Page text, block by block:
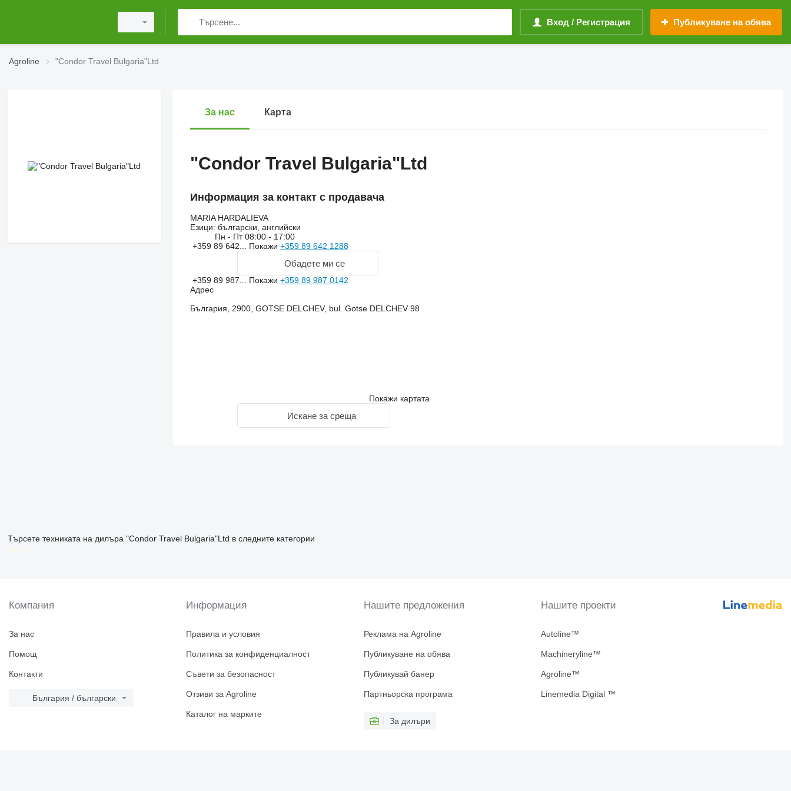
Вход / Регистрация Публикуване на обява
Agroline "Condor Travel Bulgaria"Ltd
За нас Карта
"Condor Travel Bulgaria"Ltd
Информация за контакт с продавача
MARIA HARDALIEVA
Езици: български, английски
Пн - Пт08:00 - 17:00
+359 89 642... Покажи +359 89 642 1288
Обадете ми се
+359 89 987... Покажи +359 89 987 0142
Адрес
България, 2900, GOTSE DELCHEV, bul. Gotse DELCHEV 98
Покажи картата
Искане за среща
Търсете техниката на дилъра "Condor Travel Bulgaria"Ltd в следните категории
disallow-in-dsa
Компания
За нас
Помощ
Контакти
България / български
Информация
Правила и условия
Политика за конфиденциалност
Съвети за безопасност
Отзиви за Agroline
Каталог на марките
Нашите предложения
Реклама на Agroline
Публикуване на обява
Публикувай банер
Партньорска програма
За дилъри
Нашите проекти
Autoline™
Machineryline™
Agroline™
Linemedia Digital ™